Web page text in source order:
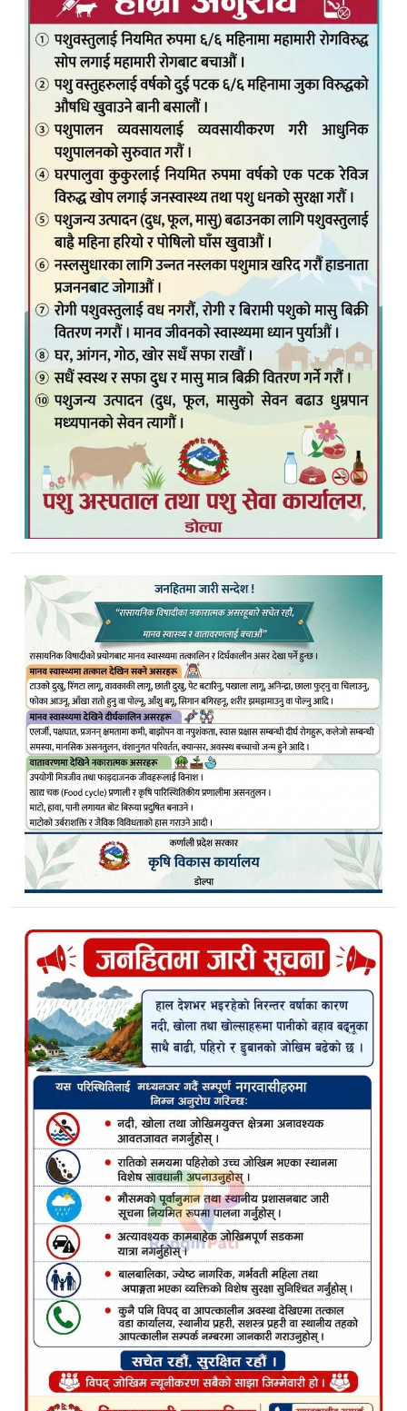
कमजोर आधारबाट उकासिँदै रास्वपा : डोल्पामा तदर्थ समिति गठन
त्रिपुरासुन्दरीको कडाइ, ठुलिभेरिकाे दुनैमा अतिक्रमणमाथि किन
बर्खा अगावै डोल्पामा विपद् तयारी तीव्र : बाढी–पहिरो जोखिम
कर्णाली प्रदेशसभा फेरि सक्रिय हुँदै: बैशाख २८ मा आठौँ अधिवेशन
त्रिपुरासुन्दरी न्यायिक समितिकाे न्याय सम्पादनमा सक्रियता ४९ मध्ये
७ महिनादेखि मौन छ मुड्केचुला एफएम : सूचना अभावमा स्थानीय
डोल्पा अस्पताललाई रास्वपा–जेन्जीकाे २५ प्रकारका स्वास्थ्य सामग्री
असिनाको प्रहारले डोल्पाली स्याउ सखाप: विमा अभावले किसान निराश
बिदामा पनि पढाइ:डाेल्पा मुड्केचुलाको फरक अभ्यास,
कृषि विकास बैंकको फाेक्सुण्डाे तालमा बेन्च- डस्टविन सहयाेग
पुर्वाधार विकासले काँचुली फेर्दै मुड्केचुला,सहज बन्दै जीवनशैली
खानेपानी सिचाई तर्फ डाेल्पामा ९६ प्रतिशत योजना
सडक र इन्टरनेट समस्या समाधान माग्दै शे फाेक्सुण्डाे पालिका
फाेक्सुण्डाे तालमा स्यार्बाे नाच” संरक्षण र पुस्तान्तरणकाे अभियान
डाेल्पाकाे जगदुल्लामा चोरी–सिकार नियन्त्रणका सम्बन्धि क्षमता
चोरी शिकार राेकथाम र नियन्त्रण गर्न समुदायलाई जनचेतना
त्रिवेणीमा अराजकता:बाईक नियन्त्रणमा लिएर धम्की, सुरक्षाको
आंगिक नहुँदा संघर्षमै डोल्पो क्याम्पस, नयाँ भवनसँगै आशाको किरण
सांसद बुढाद्वारा डाेल्पाका लागि अर्बौंको ‘डेभलपमेन्ट प्याकेज’
गृहमन्त्री बनेकाे २६ दिनमै दिए पदबाट राजिनामा
डोल्पामा १४ बोरा सिलाजितसहित दुई जना पक्राउ
दुनै बालमन्दिरका बालबालिकाले श्रमले सिकाए जिम्मेवारी र दिए
त्रिपुरासुन्दरी भ्रष्टाचार : तत्कालीन प्रशाकीय प्रमुख सहितका तीनलाई
डोल्पामा चैत महिनामा ५ मुद्दा दर्ता, १ हजार १०२ सेवाग्राही लाभान्वित
✍️ सम्पादकीय: नयाँ वर्ष २०८३ को हार्दिक शुभकामना
डाेल्पाकाे जुफाल–माझफाल सडकखण्डमा ट्याक्टर एम्बुलेन्स एकैसाथ
डोल्पाकाे कांडातालीमा डोजर दुर्घटना परेपछि
डोल्पामा जीवित परम्परा : ४२ वर्पाषदेखि पानी घट्टमै अडिएको
उपल्लाे डाेल्पामा बिरामी परेका तथ्यांक संकलक कर्मचारीको
ग्यास सिलिन्डर विस्फोटबाट जाजरकोटमा तीन जना घाइते
यौन शिक्षाको सकारात्मक रूपान्तरणतर्फ डोल्पाका किशोरीहरु
मानव अधिकार प्रतिवेदन लुकाउन चलखेल, उच्च पदाधिकारीमाथि
सुर्खेतमा जुवातास खेलिरहेको अवस्थामा ६ जना पक्राउ
अब सरकारी बोलपत्रको विज्ञापन पत्रपत्रिकामा प्रकाशन गर्नै नपर्ने
भेरिकरिडाेर अन्तर्गत तल्लुमा पुल निर्माण कार्यले लियाे गति,
डोल्पा सडक भ्रष्टाचार प्रकरण: तीन जना दोषी ठहर, पाँच जनाले पाए
शे–फोक्सुण्डो गाउँपालिकामा QR कोडमार्फत सिधै गुनासो तथा
ओलीको गिरफ्तारीविरुद्ध एमाले डोल्पाद्वारा आन्दोलन घोषणा